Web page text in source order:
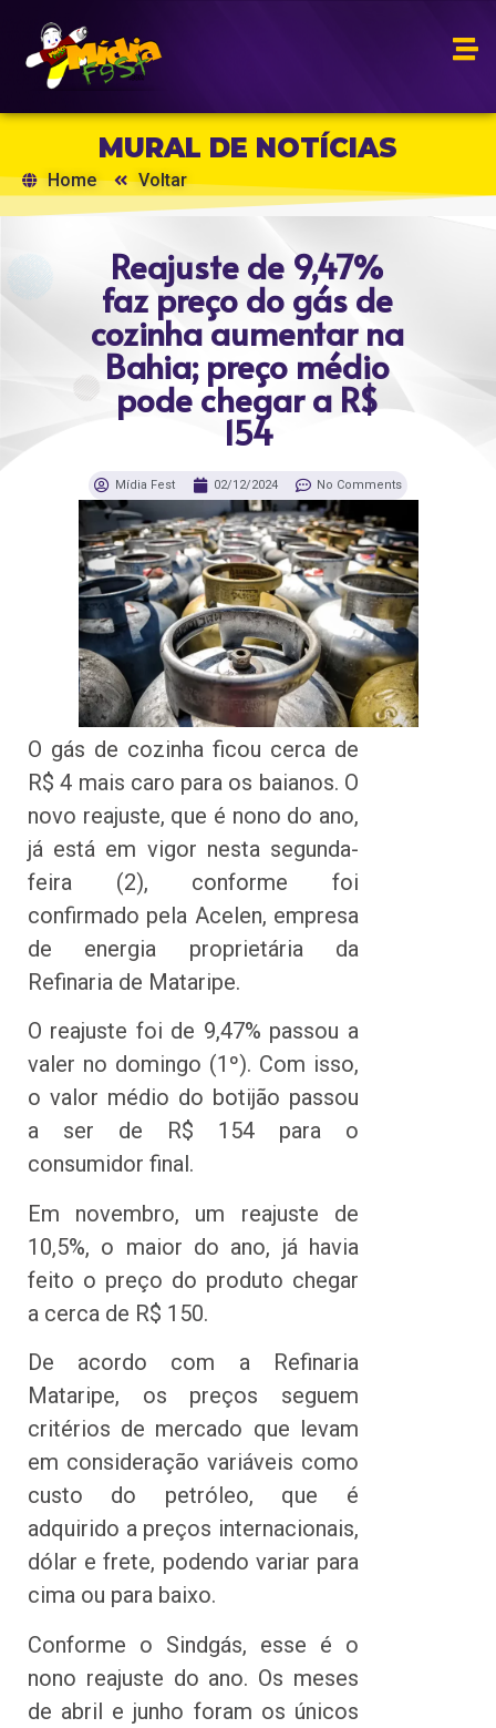
MURAL DE NOTÍCIAS
Home Voltar
Reajuste de 9,47%
faz preço do gás de
cozinha aumentar na
Bahia; preço médio
pode chegar a R$
154
Mídia Fest 02/12/2024 No Comments
O gás de cozinha ficou cerca de
R$ 4 mais caro para os baianos. O
novo reajuste, que é nono do ano,
já está em vigor nesta segunda-
feira (2), conforme foi
confirmado pela Acelen, empresa
de energia proprietária da
Refinaria de Mataripe.
O reajuste foi de 9,47% passou a
valer no domingo (1º). Com isso,
o valor médio do botijão passou
a ser de R$ 154 para o
consumidor final.
Em novembro, um reajuste de
10,5%, o maior do ano, já havia
feito o preço do produto chegar
a cerca de R$ 150.
De acordo com a Refinaria
Mataripe, os preços seguem
critérios de mercado que levam
em consideração variáveis como
custo do petróleo, que é
adquirido a preços internacionais,
dólar e frete, podendo variar para
cima ou para baixo.
Conforme o Sindgás, esse é o
nono reajuste do ano. Os meses
de abril e junho foram os únicos